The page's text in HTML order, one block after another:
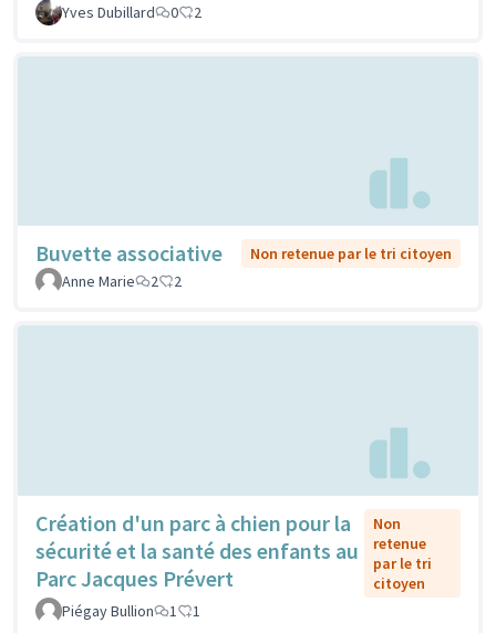
Yves Dubillard
0 2
Buvette associative
Non retenue par le tri citoyen
Anne Marie
2 2
Création d'un parc à chien pour la
sécurité et la santé des enfants au
Parc Jacques Prévert
Non
retenue
par le tri
citoyen
Piégay Bullion
1 1